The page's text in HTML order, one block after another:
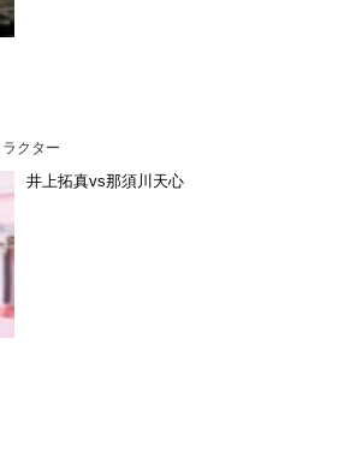
クター
井上拓真vs那須川天心